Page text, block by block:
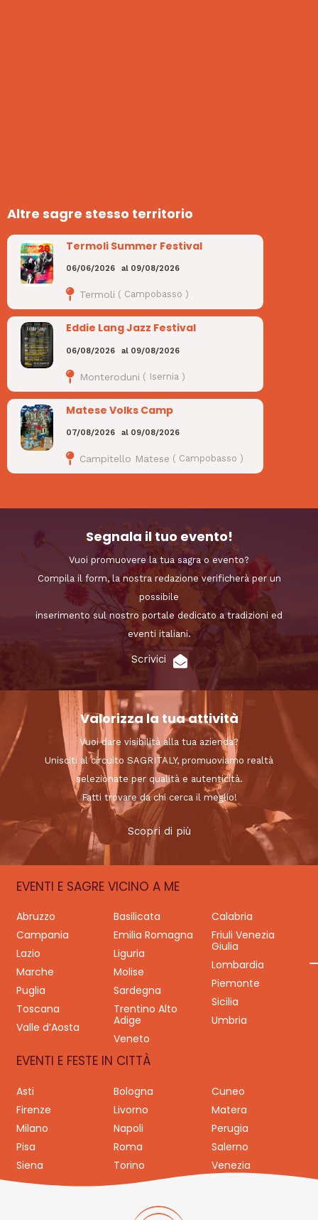
Altre sagre stesso territorio
Termoli Summer Festival
06/06/2026 al 09/08/2026
Termoli ( Campobasso )
Eddie Lang Jazz Festival
06/08/2026 al 09/08/2026
Monteroduni ( Isernia )
Matese Volks Camp
07/08/2026 al 09/08/2026
Campitello Matese ( Campobasso )
Segnala il tuo evento!
Vuoi promuovere la tua sagra o evento?
Compila il form, la nostra redazione verificherà per un
possibile
inserimento sul nostro portale dedicato a tradizioni ed
eventi italiani.
Scrivici
Valorizza la tua attività
Vuoi dare visibilità alla tua azienda?
Unisciti al circuito SAGRITALY, promuoviamo realtà
selezionate per qualità e autenticità.
Fatti trovare da chi cerca il meglio!
Scopri di più
EVENTI E SAGRE VICINO A ME
Abruzzo Basilicata
Calabria
Campania
Emilia Romagna
Friuli Venezia
Giulia
Lazio
Liguria
Lombardia
Marche
Molise
Piemonte
Puglia
Sardegna
Sicilia
Toscana
Trentino Alto
Adige
Umbria
Valle d’Aosta
Veneto
EVENTI E FESTE IN CITTÀ
Asti Bologna
Cuneo
Firenze
Livorno
Matera
Milano
Napoli
Perugia
Pisa
Roma
Salerno
Siena
Torino Venezia